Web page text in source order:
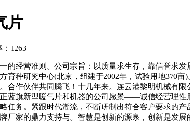
片
1263
经营准则。公司宗旨：以质量求生存，靠信誉求发
育种研究中心(北京，组建于2002年，试验用地370
合作伙伴共同腾飞！十几年来。连云港黎明机械有
蓝旗新型暖气片和机器的公司愿景――诚信经营理
任务。紧跟时代潮流，不断研制出符合客户要求的
厂家的鼎力支持与。智慧是创新的源泉，创新是发